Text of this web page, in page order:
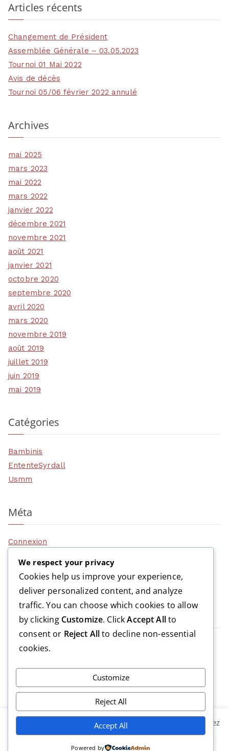
Articles récents
Changement de Président
Assemblée Générale – 03.05.2023
Tournoi 01 Mai 2022
Avis de décès
Tournoi 05/06 février 2022 annulé
Archives
mai 2025
mars 2023
mai 2022
mars 2022
janvier 2022
décembre 2021
novembre 2021
août 2021
janvier 2021
octobre 2020
septembre 2020
avril 2020
mars 2020
novembre 2019
août 2019
juillet 2019
juin 2019
mai 2019
Catégories
Bambinis
EntenteSyrdall
Usmm
Méta
Connexion
Flux des commentaires
Site de WordPress-FR
USMM, c’est:
2 équipes séniors
plus de 100 jeunes footballeurs
plus de 80 années d’existence
des infrastructures solides
En poursuivant votre navigation sur usmm.lu, vous acceptez
que des cookies soient utilisés afin d’améliorer votre
We respect your privacy
Cookies help us improve your experience,
deliver personalized content, and analyze
traffic. You can choose which cookies to allow
by clicking Customize. ClickAccept Allto
consent or Reject Allto decline non-essential
cookies.
Customize
Reject All
Accept All
Powered by